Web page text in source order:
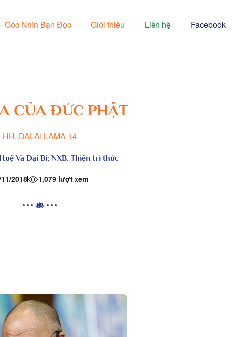
Góc Nhìn Bạn Đọc Giới thiệu Liên hệ Facebook
CỦA ĐỨC PHẬT
HH. DALAI LAMA 14
Và Đại Bi; NXB. Thiện tri thức
2018 1,079 lượt xem